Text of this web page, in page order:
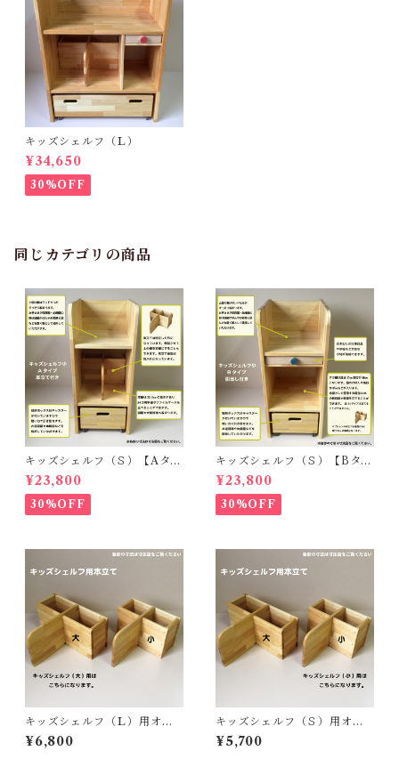
キッズシェルフ（Ｌ）
¥34,650
30%OFF
同じカテゴリの商品
キッズシェルフ（Ｓ）【Aタイ
プ・本立て付】
¥23,800
30%OFF
キッズシェルフ（Ｓ）【Bタイ
プ・引出し付】
¥23,800
30%OFF
キッズシェルフ（Ｌ）用オプ
ション【ブックスタンド】
¥6,800
キッズシェルフ（Ｓ）用オプ
ション【ブックスタンド】
¥5,700